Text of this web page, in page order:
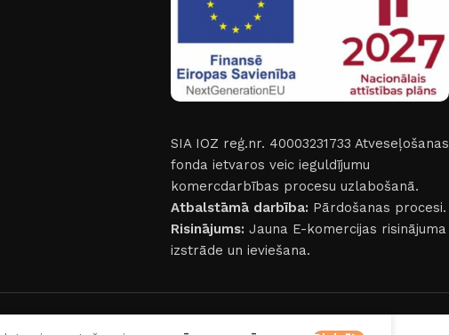
SIA IOZ reģ.nr. 40003231733 Atveseļošanas
fonda ietvaros veic ieguldījumu
komercdarbības procesu uzlabošanā.
Atbalstāmā darbība: Pārdošanas procesi.
Risinājums: Jauna E-komercijas risinājuma
izstrāde un ieviešana.